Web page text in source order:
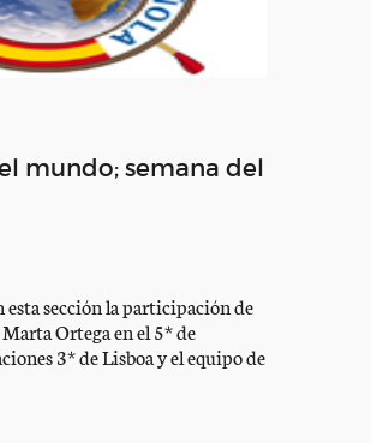
mundo; semana del
esta sección la participación de
Ortega en el 5* de
3* de Lisboa y el equipo de
Enganche también están